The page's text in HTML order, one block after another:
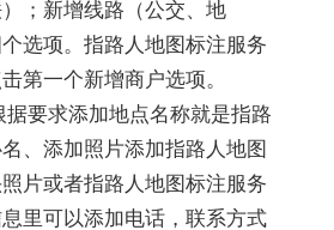
；新增线路（公交、地
选项。指路人地图标注服务
第一个新增商户选项。
据要求添加地点名称就是指路
、添加照片添加指路人地图
片或者指路人地图标注服务
里可以添加电话，联系方式